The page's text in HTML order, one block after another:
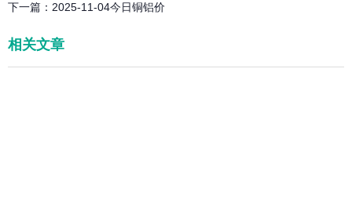
下一篇： 2025-11-04今日铜铝价
相关文章